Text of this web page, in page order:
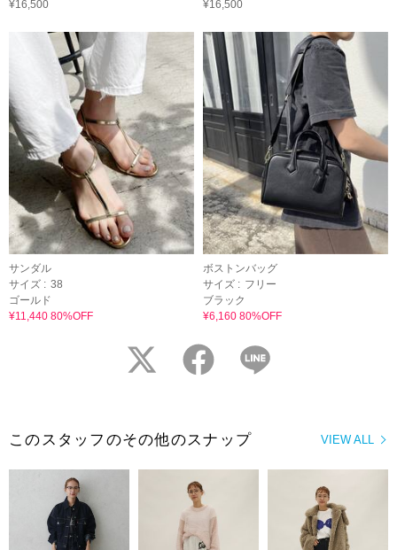
¥16,500 ¥16,500
サンダル
サイズ : 38
ゴールド
¥11,440 80%OFF
ボストンバッグ
サイズ : フリー
ブラック
¥6,160 80%OFF
twitter facebook
VIEW ALL
このスタッフのその他のスナップ